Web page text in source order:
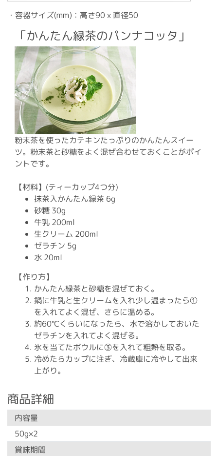
・容器サイズ(mm)：高さ90ｘ直径50
「かんたん緑茶のパンナコッタ」
粉末茶を使ったカテキンたっぷりのかんたんスイー
ツ。粉末茶と砂糖をよく混ぜ合わせておくことがポイ
ントです。
【材料】(ティーカップ4つ分)
抹茶入かんたん緑茶 6g
砂糖 30g
牛乳 200ml
生クリーム 200ml
ゼラチン 5g
水 20ml
【作り方】
かんたん緑茶と砂糖を混ぜておく。
鍋に牛乳と生クリームを入れ少し温まったら①
を入れてよく混ぜ、さらに温める。
約60℃くらいになったら、水で溶かしておいた
ゼラチンを入れてよく混ぜる。
氷を当てたボウルに③を入れて粗熱を取る。
冷めたらカップに注ぎ、冷蔵庫に冷やして出来
上がり。
商品詳細
内容量
50g×2
賞味期間